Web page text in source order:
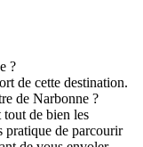
?
de cette destination.
de Narbonne ?
tout de bien les
pratique de parcourir